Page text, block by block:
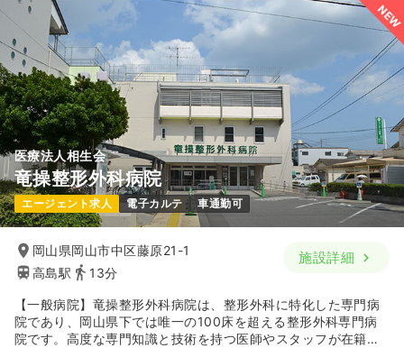
給与
お問い合わせください
時間
8:30～17:30
（休憩60分）
担当業務未経験可
気になる 詳細を見る
NEW
医療法人相生会
竜操整形外科病院
エージェント求人 電子カルテ 車通勤可
岡山県岡山市中区藤原21-1
高島駅
13分
施設詳細
【一般病院】竜操整形外科病院は、整形外科に特化した専門病
院であり、岡山県下では唯一の100床を超える整形外科専門病
院です。高度な専門知識と技術を持つ医師やスタッフが在籍